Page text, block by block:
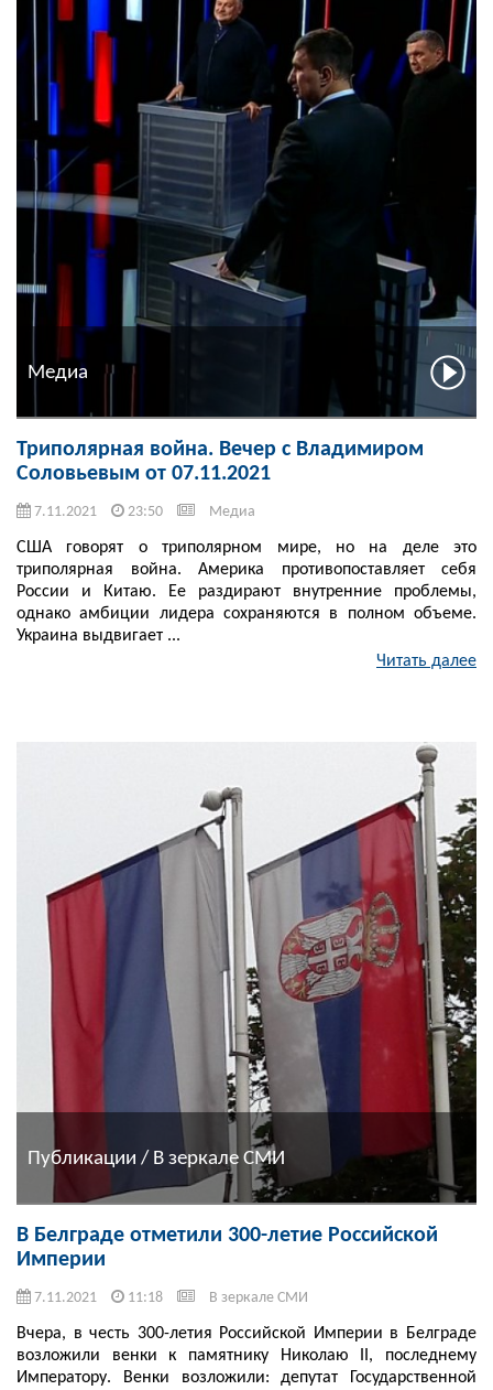
Медиа
Триполярная война. Вечер с Владимиром
Соловьевым от 07.11.2021
7.11.2021 23:50 Медиа
США говорят о триполярном мире, но на деле это
триполярная война. Америка противопоставляет себя
России и Китаю. Ее раздирают внутренние проблемы,
однако амбиции лидера сохраняются в полном объеме.
Украина выдвигает ...
Читать далее
Публикации / В зеркале СМИ
В Белграде отметили 300-летие Российской
Империи
7.11.2021 11:18 В зеркале СМИ
Вчера, в честь 300-летия Российской Империи в Белграде
возложили венки к памятнику Николаю II, последнему
Императору. Венки возложили: депутат Государственной